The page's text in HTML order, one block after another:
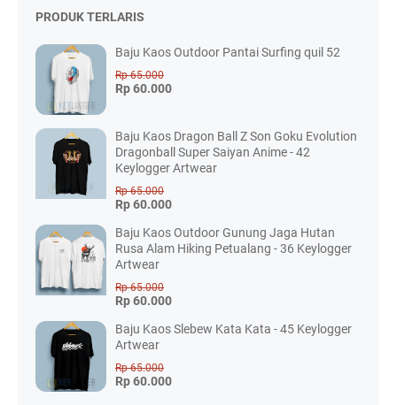
PRODUK TERLARIS
Baju Kaos Outdoor Pantai Surfing quil 52
Rp 65.000
Rp 60.000
Baju Kaos Dragon Ball Z Son Goku Evolution
Dragonball Super Saiyan Anime - 42
Keylogger Artwear
Rp 65.000
Rp 60.000
Baju Kaos Outdoor Gunung Jaga Hutan
Rusa Alam Hiking Petualang - 36 Keylogger
Artwear
Rp 65.000
Rp 60.000
Baju Kaos Slebew Kata Kata - 45 Keylogger
Artwear
Rp 65.000
Rp 60.000